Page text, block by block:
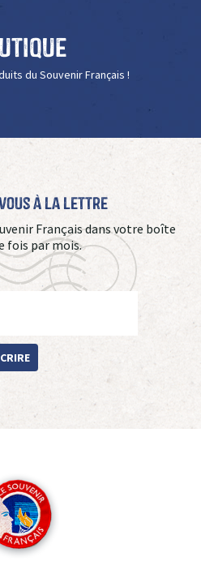
du Souvenir Français !
à La Lettre
Français dans votre boîte
fois par mois.